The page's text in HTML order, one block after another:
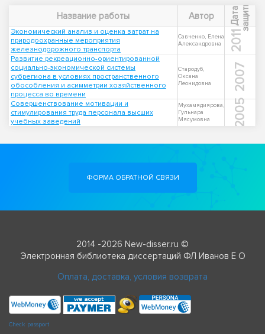
Название работы Автор Д
а
т
а
з
а
щ
и
т ы
Экономический анализ и оценка затрат на
природоохранные мероприятия
железнодорожного транспорта
Савченко, Елена
Александровна
2011
Развитие рекреационно-ориентированной
социально-экономической системы
субрегиона в условиях пространственного
обособления и асимметрии хозяйственного
процесса во времени
Стародуб,
Оксана
Леонидовна
2007
Совершенствование мотивации и
стимулирования труда персонала высших
учебных заведений
Мухамядиярова,
Гульнара
Мясумовна
2005
ФОРМА ОБРАТНОЙ СВЯЗИ
2014 -2026 New-disser.ru ©
Электронная библиотека диссертаций ФЛ Иванов Е О
Оплата, доставка, условия возврата
Check passport